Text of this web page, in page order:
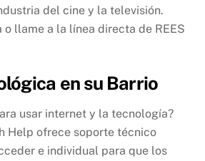
del cine y la televisión.
o llame a la línea directa de REES
en su Barrio
usar internet y la tecnología?
Help ofrece soporte técnico
e individual para que los